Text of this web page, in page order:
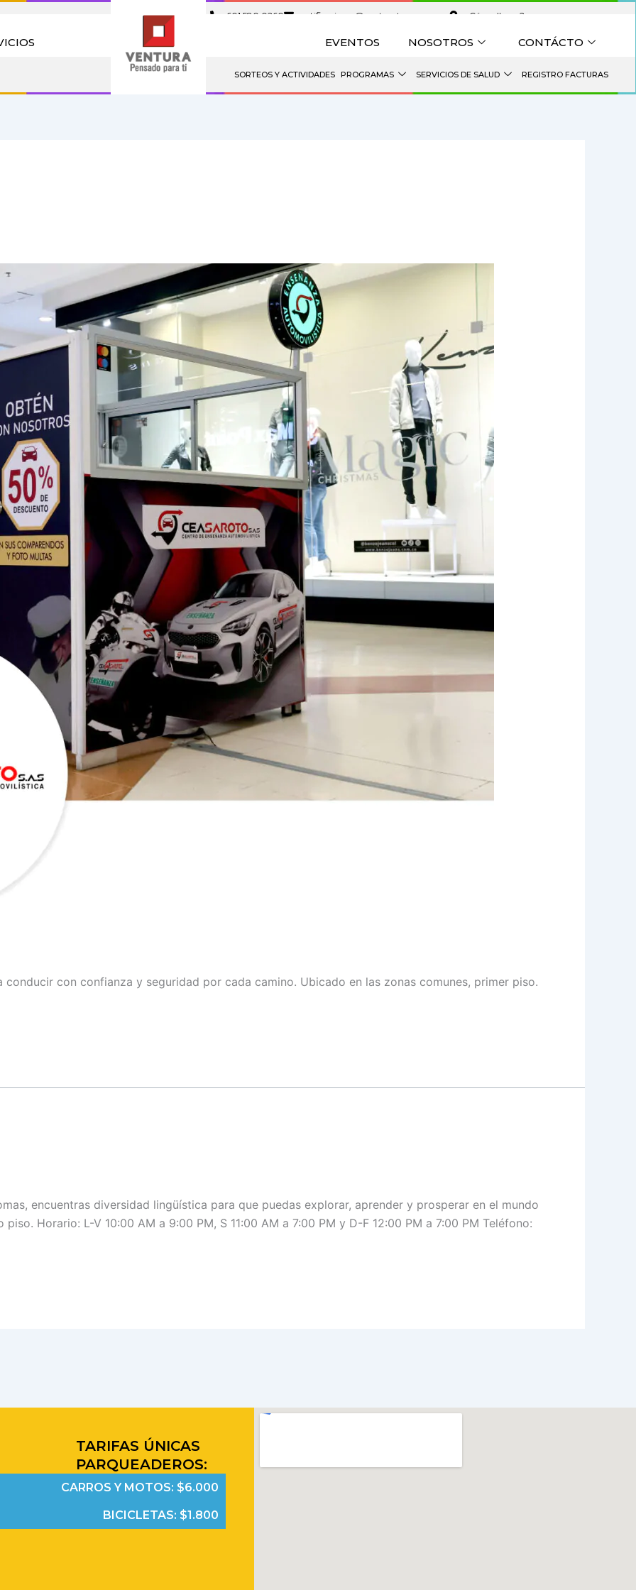
601 580 0260 notificaciones@venturaterreros.com ¿Cómo llegar?
EVENTOS NOSOTROS CONTÁCTO
SORTEOS Y ACTIVIDADES PROGRAMAS SERVICIOS DE SALUD REGISTRO FACTURAS
con confianza y seguridad por cada camino. Ubicado en las zonas comunes, primer piso.
encuentras diversidad lingüística para que puedas explorar, aprender y prosperar en el mundo
Horario: L-V 10:00 AM a 9:00 PM, S 11:00 AM a 7:00 PM y D-F 12:00 PM a 7:00 PM Teléfono:
TARIFAS ÚNICAS
PARQUEADEROS:
CARROS Y MOTOS: $6.000
BICICLETAS: $1.800